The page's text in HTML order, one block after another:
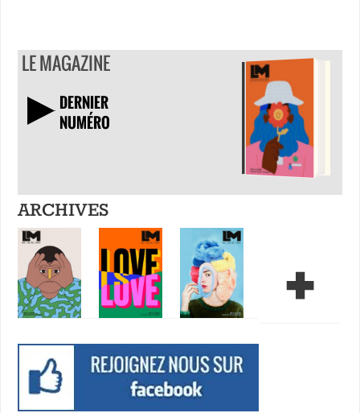
LE MAGAZINE
DERNIER
NUMÉRO
TÉLÉCHARGER
ARCHIVES +